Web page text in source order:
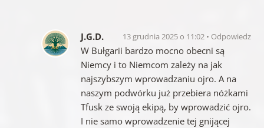
J.G.D. 13 grudnia 2025 o 11:02 Odpowiedz
W Bułgarii bardzo mocno obecni są
Niemcy i to Niemcom zależy na jak
najszybszym wprowadzaniu ojro. A na
naszym podwórku już przebiera nóżkami
Tfusk ze swoją ekipą, by wprowadzić ojro.
I nie samo wprowadzenie tej gnijącej